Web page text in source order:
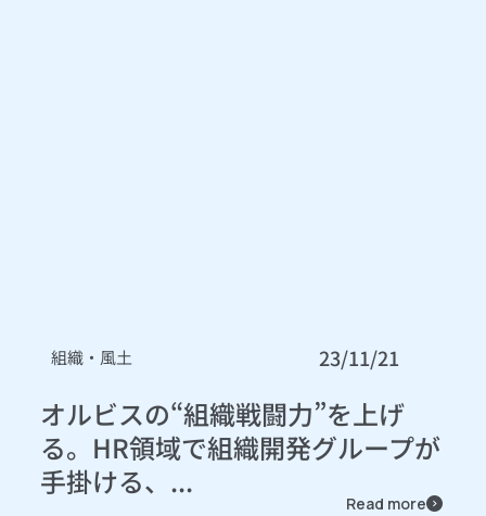
組織・風土 23/11/21
オルビスの“組織戦闘力”を上げ
る。HR領域で組織開発グループが
手掛ける、...
Read more